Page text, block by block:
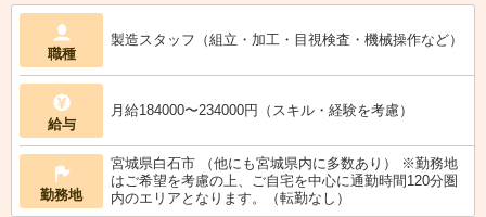
職種
製造スタッフ（組立・加工・目視検査・機械操作など）
給与
月給184000〜234000円（スキル・経験を考慮）
勤務地
宮城県白石市 （他にも宮城県内に多数あり） ※勤務地
はご希望を考慮の上、ご自宅を中心に通勤時間120分圏
内のエリアとなります。（転勤なし）